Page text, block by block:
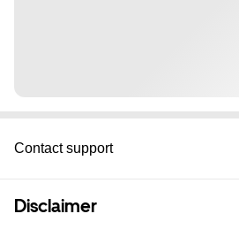
Contact support
Disclaimer